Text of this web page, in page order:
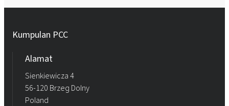
Kumpulan PCC
Alamat
Sienkiewicza 4
56-120 Brzeg Dolny
Poland